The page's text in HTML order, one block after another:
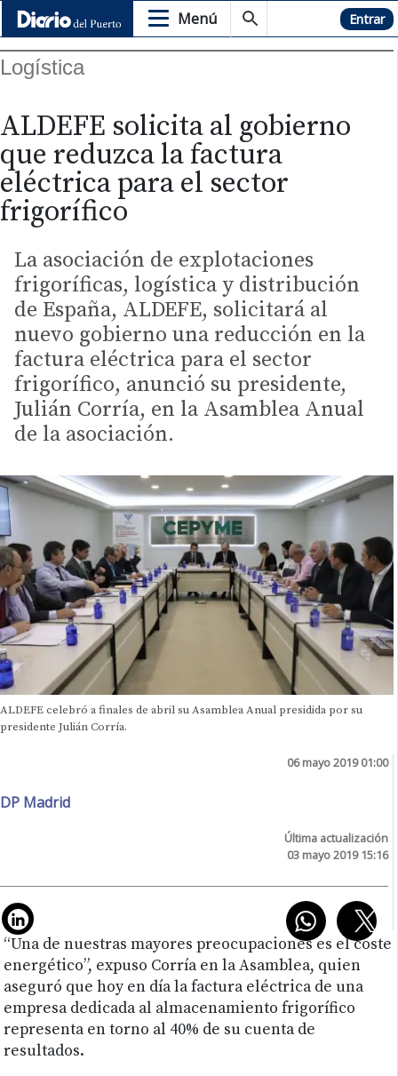
Menú Hemeroteca Entrar
Logística
ALDEFE solicita al gobierno
que reduzca la factura
eléctrica para el sector
frigorífico
La asociación de explotaciones
frigoríficas, logística y distribución
de España, ALDEFE, solicitará al
nuevo gobierno una reducción en la
factura eléctrica para el sector
frigorífico, anunció su presidente,
Julián Corría, en la Asamblea Anual
de la asociación.
ALDEFE celebró a finales de abril su Asamblea Anual presidida por su
presidente Julián Corría.
06 mayo 2019 01:00
DP Madrid
Última actualización
03 mayo 2019 15:16
“Una de nuestras mayores preocupaciones es el coste
energético”, expuso Corría en la Asamblea, quien
aseguró que hoy en día la factura eléctrica de una
empresa dedicada al almacenamiento frigorífico
representa en torno al 40% de su cuenta de
resultados.